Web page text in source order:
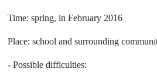
Time: spring, in February 2016
Place: school and surrounding
- Possible difficulties: